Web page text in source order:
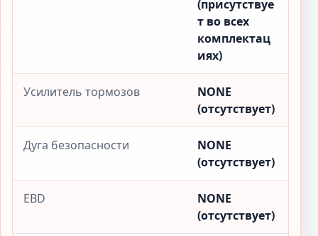
(присутствуе
т во всех
комплектац
иях)
Усилитель тормозов
NONE
(отсутствует)
Дуга безопасности
NONE
(отсутствует)
EBD
NONE
(отсутствует)